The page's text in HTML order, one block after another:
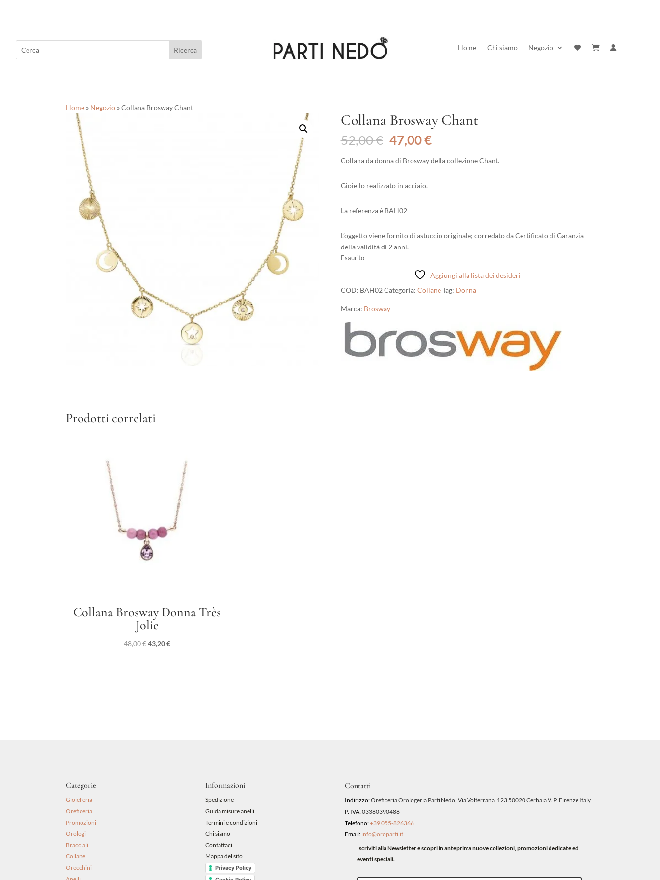
Home Chi siamo Negozio
Home » Negozio »Collana Brosway Chant
Collana Brosway Chant
52,00€ Il
prezzo
originale
52,00 €.
47,00€Il
attuale
Collana da donna di Brosway della collezione Chant.
Gioiello realizzato in acciaio.
La referenza è BAH02
L’oggetto viene fornito di astuccio originale; corredato da Certificato di Garanzia
della validità di 2 anni.
Esaurito
Aggiungi alla lista dei desideri
COD: BAH02 Categoria: Collane Tag: Donna
Marca: Brosway
Prodotti correlati
Collana Brosway Donna Très
Jolie
48,00€Il
43,20€Il
Categorie
Gioielleria
Oreficeria
Promozioni
Orologi
Bracciali
Collane
Orecchini
Informazioni
Spedizione
Guida misure anelli
Termini e condizioni
Chi siamo
Contattaci
Mappa del sito
Privacy Policy
Contatti
Indirizzo:Oreficeria Orologeria Parti Nedo, Via Volterrana, 123 50020 Cerbaia V. P. Firenze Italy
P. IVA:03380390488
Telefono:+39 055-826366
Email: info@oroparti.it
Iscriviti alla Newsletter e scopri in anteprima nuove collezioni, promozioni dedicate ed
eventi speciali.